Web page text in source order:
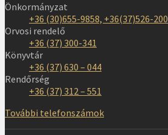
Önkormányzat
+36 (30)655-9858, +36(37)526-200
Orvosi rendelő
+36 (37) 300-341
Könyvtár
+36 (37) 630 – 044
Rendőrség
+36 (37) 312 – 551
További telefonszámok